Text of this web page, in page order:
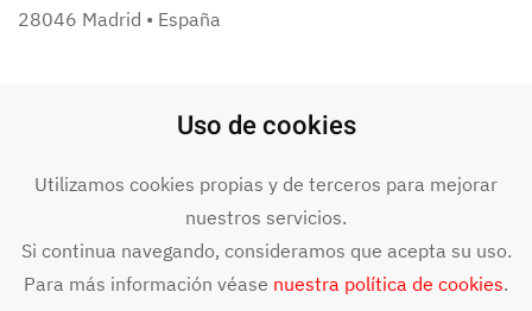
28046 Madrid • España
©2024BIT4DATA. Todos los derechos reservados. Aviso legal y
términos de uso.Declaración de accesibilidad .
Uso de cookies
Utilizamos cookies propias y de terceros para mejorar
nuestros servicios.
Si continua navegando, consideramos que acepta su uso.
Para más información véase nuestra política de cookies.